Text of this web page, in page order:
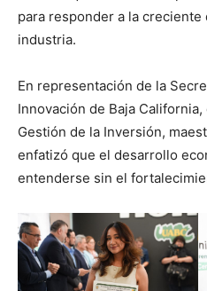
para responder a la
industria.
En representación de la
Innovación de Baja
Gestión de la Inversión,
enfatizó que el desarrollo
entenderse sin el